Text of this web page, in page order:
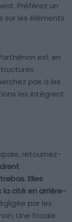
Préférez un
sur les éléments
est en
pas à les
les intègrent
retournez-
Elles
cité en arrière-
par les
Une focale